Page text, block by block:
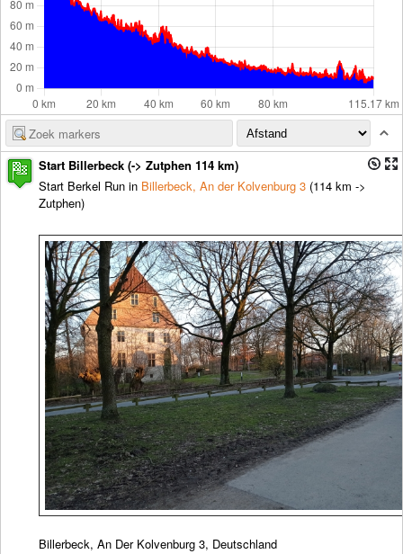
Start Billerbeck (-> Zutphen 114 km)
Start Berkel Run in Billerbeck, An der Kolvenburg 3 (114 km ->
Zutphen)
Billerbeck, An Der Kolvenburg 3, Deutschland